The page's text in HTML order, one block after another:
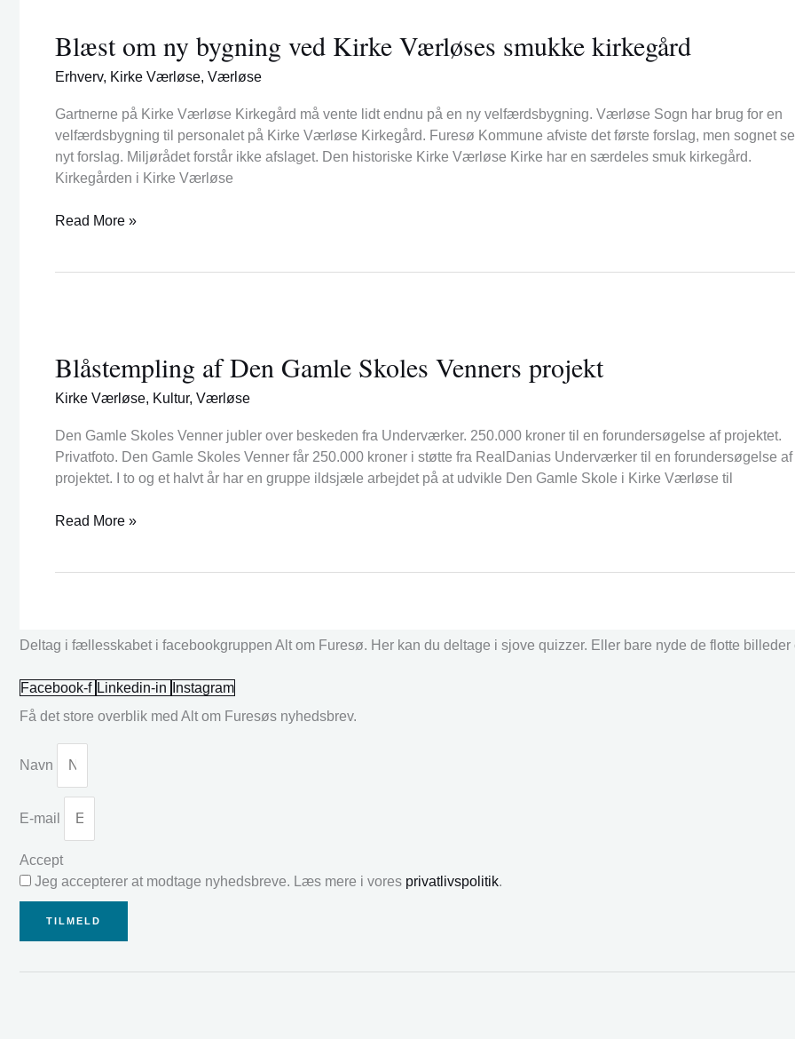
Blæst om ny bygning ved Kirke Værløses smukke kirkegård
Erhverv, Kirke Værløse, Værløse
Gartnerne på Kirke Værløse Kirkegård må vente lidt endnu på en ny velfærdsbygning. Værløse Sogn har brug for en
velfærdsbygning til personalet på Kirke Værløse Kirkegård. Furesø Kommune afviste det første forslag, men sognet
nyt forslag. Miljørådet forstår ikke afslaget. Den historiske Kirke Værløse Kirke har en særdeles smuk kirkegård.
Kirkegården i Kirke Værløse
ny
bygning
ved
Værløses
smukke
kirkegård
Read More »
Blåstempling af Den Gamle Skoles Venners projekt
Kirke Værløse, Kultur, Værløse
Den Gamle Skoles Venner jubler over beskeden fra Underværker. 250.000 kroner til en forundersøgelse af projektet.
Privatfoto. Den Gamle Skoles Venner får 250.000 kroner i støtte fra RealDanias Underværker til en forundersøgelse af
projektet. I to og et halvt år har en gruppe ildsjæle arbejdet på at udvikle Den Gamle Skole i Kirke Værløse til
Den
Gamle
Skoles
projekt
Read More »
Deltag i fællesskabet i facebookgruppen Alt om Furesø. Her kan du deltage i sjove quizzer. Eller bare nyde de flotte billeder
Facebook-f Linkedin-in
Instagram
Få det store overblik med Alt om Furesøs nyhedsbrev.
Navn
E-mail
Accept
Jeg accepterer at modtage nyhedsbreve. Læs mere i vores privatlivspolitik.
TILMELD